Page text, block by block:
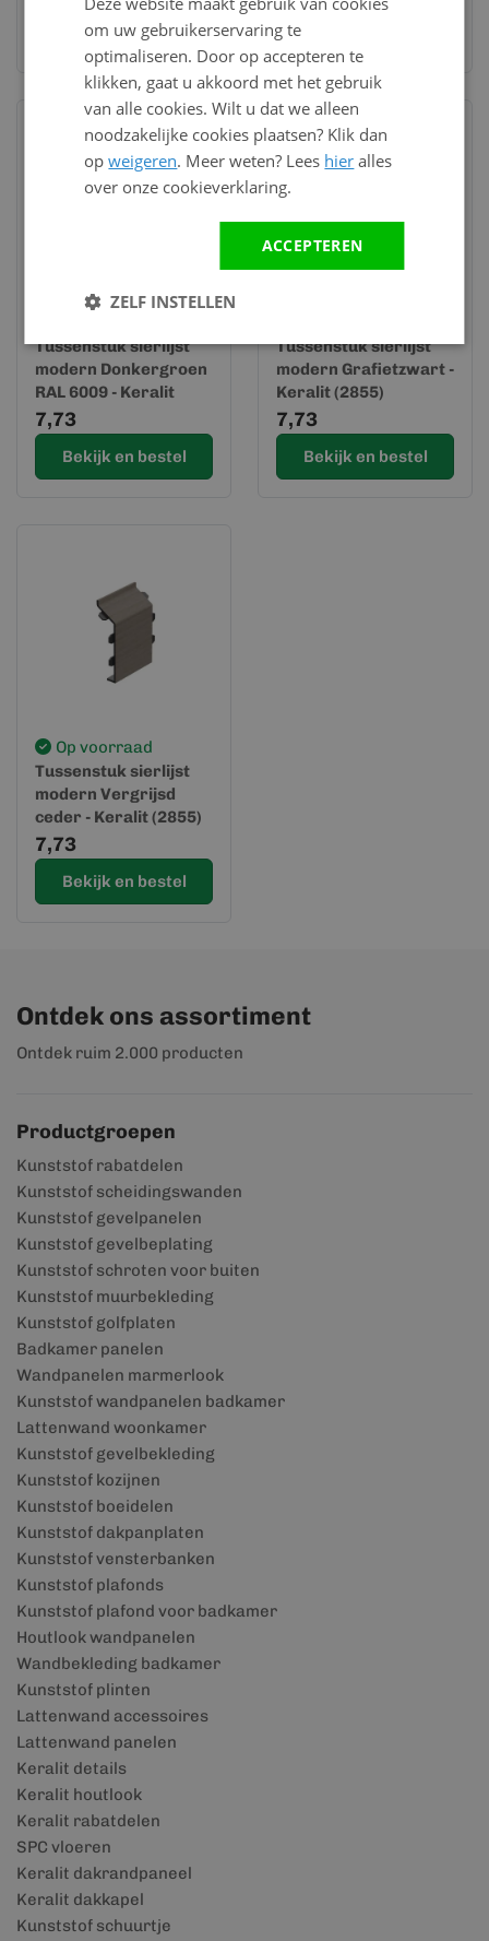
Bekijk en bestel
Tussenstuk sierlijst
modern Donkergroen
RAL 6009 - Keralit
(2855)
7,73
Bekijk en bestel
Tussenstuk sierlijst
modern Grafietzwart -
Keralit (2855)
7,73
Bekijk en bestel
Op voorraad
Tussenstuk sierlijst
modern Vergrijsd
ceder - Keralit (2855)
7,73
Bekijk en bestel
Ontdek ons assortiment
Ontdek ruim 2.000 producten
Productgroepen
Kunststof rabatdelen
Kunststof scheidingswanden
Kunststof gevelpanelen
Kunststof gevelbeplating
Kunststof schroten voor buiten
Kunststof muurbekleding
Kunststof golfplaten
Badkamer panelen
Wandpanelen marmerlook
Kunststof wandpanelen badkamer
Lattenwand woonkamer
Kunststof gevelbekleding
Kunststof kozijnen
Kunststof boeidelen
Kunststof dakpanplaten
Kunststof vensterbanken
Kunststof plafonds
Kunststof plafond voor badkamer
Houtlook wandpanelen
Wandbekleding badkamer
Kunststof plinten
Lattenwand accessoires
Lattenwand panelen
Keralit details
Keralit houtlook
Keralit rabatdelen
SPC vloeren
Keralit dakrandpaneel
Keralit dakkapel
Kunststof schuurtje
om uw gebruikerservaring te
optimaliseren. Door op accepteren te
klikken, gaat u akkoord met het gebruik
van alle cookies. Wilt u dat we alleen
noodzakelijke cookies plaatsen? Klik dan
opweigeren. Meer weten? Lees hier alles
over onze cookieverklaring.
ACCEPTEREN
ZELF INSTELLEN